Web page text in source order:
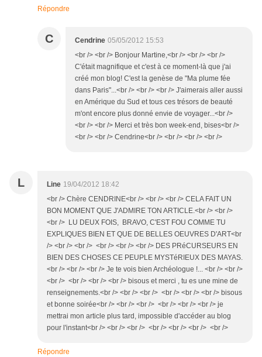
Répondre
C Cendrine 05/05/2012 15:53
<br /> <br /> Bonjour Martine,<br /> <br /> <br />
C'était magnifique et c'est à ce moment-là que j'ai
créé mon blog! C'est la genèse de "Ma plume fée
dans Paris"...<br /> <br /> <br /> J'aimerais aller aussi
en Amérique du Sud et tous ces trésors de beauté
m'ont encore plus donné envie de voyager...<br />
<br /> <br /> Merci et très bon week-end, bises<br />
<br /> <br /> Cendrine<br /> <br /> <br /> <br />
L Line 19/04/2012 18:42
<br /> Chère CENDRINE<br /> <br /> <br /> CELA FAIT UN
BON MOMENT QUE J'ADMIRE TON ARTICLE.<br /> <br />
<br /> LU DEUX FOIS, BRAVO, C'EST FOU COMME TU
EXPLIQUES BIEN ET QUE DE BELLES OEUVRES D'ART<br
/> <br /> <br /> <br /> <br /> <br /> DES PRéCURSEURS EN
BIEN DES CHOSES CE PEUPLE MYSTéRIEUX DES MAYAS.
<br /> <br /> <br /> Je te vois bien Archéologue !... <br /> <br />
<br /> <br /> <br /> <br /> bisous et merci , tu es une mine de
renseignements.<br /> <br /> <br /> <br /> <br /> <br /> bisous
et bonne soirée<br /> <br /> <br /> <br /> <br /> <br /> je
mettrai mon article plus tard, impossible d'accéder au blog
pour l'instant<br /> <br /> <br /> <br /> <br /> <br /> <br />
Répondre